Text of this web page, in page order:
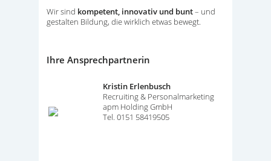
Wir sind kompetent, innovativ und bunt– und
gestalten Bildung, die wirklich etwas bewegt.
Ihre Ansprechpartnerin
Kristin Erlenbusch
Recruiting & Personalmarketing
apm Holding GmbH
Tel. 0151 58419505